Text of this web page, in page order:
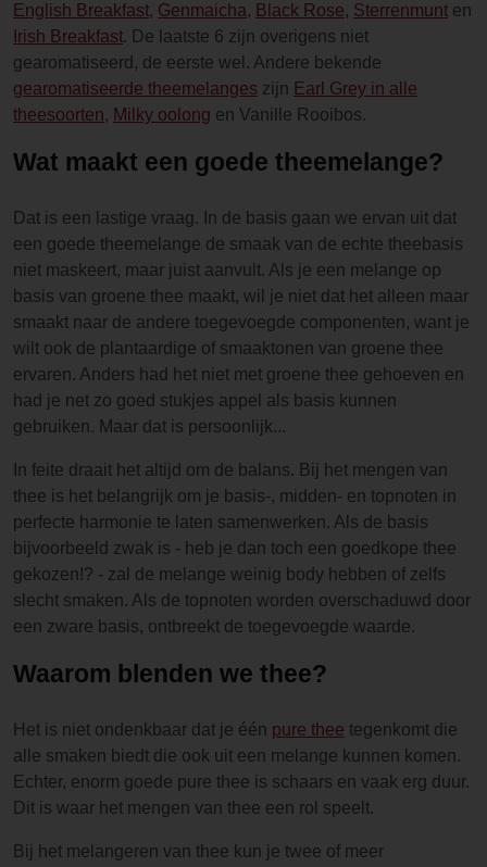
English Breakfast, Genmaicha, Black Rose, Sterrenmunt en
Irish Breakfast. De laatste 6 zijn overigens niet
gearomatiseerd, de eerste wel. Andere bekende
gearomatiseerde theemelanges zijn Earl Grey in alle
theesoorten, Milky oolong en Vanille Rooibos.
Wat maakt een goede theemelange?
Dat is een lastige vraag. In de basis gaan we ervan uit dat
een goede theemelange de smaak van de echte theebasis
niet maskeert, maar juist aanvult. Als je een melange op
basis van groene thee maakt, wil je niet dat het alleen maar
smaakt naar de andere toegevoegde componenten, want je
wilt ook de plantaardige of smaaktonen van groene thee
ervaren. Anders had het niet met groene thee gehoeven en
had je net zo goed stukjes appel als basis kunnen
gebruiken. Maar dat is persoonlijk...
In feite draait het altijd om de balans. Bij het mengen van
thee is het belangrijk om je basis-, midden- en topnoten in
perfecte harmonie te laten samenwerken. Als de basis
bijvoorbeeld zwak is - heb je dan toch een goedkope thee
gekozen!? - zal de melange weinig body hebben of zelfs
slecht smaken. Als de topnoten worden overschaduwd door
een zware basis, ontbreekt de toegevoegde waarde.
Waarom blenden we thee?
Het is niet ondenkbaar dat je één pure thee tegenkomt die
alle smaken biedt die ook uit een melange kunnen komen.
Echter, enorm goede pure thee is schaars en vaak erg duur.
Dit is waar het mengen van thee een rol speelt.
Bij het melangeren van thee kun je twee of meer